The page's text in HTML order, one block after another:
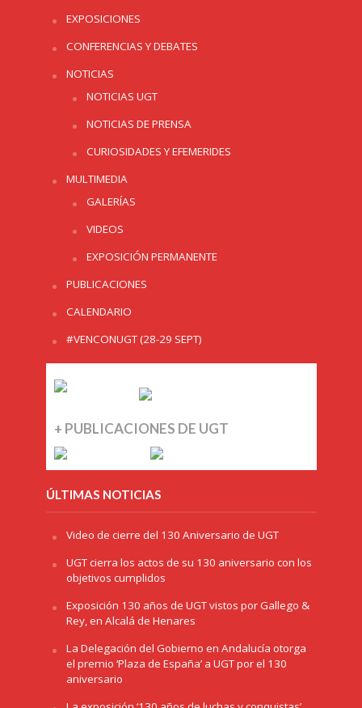
EXPOSICIONES
CONFERENCIAS Y DEBATES
NOTICIAS
NOTICIAS UGT
NOTICIAS DE PRENSA
CURIOSIDADES Y EFEMERIDES
MULTIMEDIA
GALERÍAS
VIDEOS
EXPOSICIÓN PERMANENTE
PUBLICACIONES
CALENDARIO
#VENCONUGT (28-29 SEPT)
+ PUBLICACIONES DE UGT
ÚLTIMAS NOTICIAS
Video de cierre del 130 Aniversario de UGT
UGT cierra los actos de su 130 aniversario con los
objetivos cumplidos
Exposición 130 años de UGT vistos por Gallego &
Rey, en Alcalá de Henares
La Delegación del Gobierno en Andalucía otorga
el premio ‘Plaza de España’ a UGT por el 130
aniversario